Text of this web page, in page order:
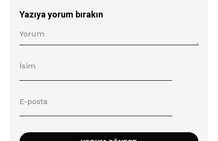
Yazıya yorum bırakın